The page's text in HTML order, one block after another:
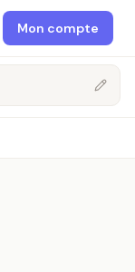
Mon compte